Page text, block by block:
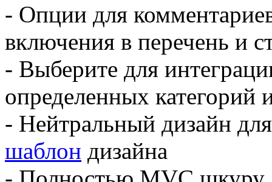
- Опции для
включения в перечень и
- Выберите для
определенных категорий
- Нейтральный дизайн
шаблон дизайна